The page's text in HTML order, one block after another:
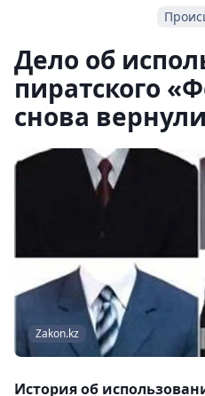
Дело об
пиратского
снова
Zakon.kz
История об